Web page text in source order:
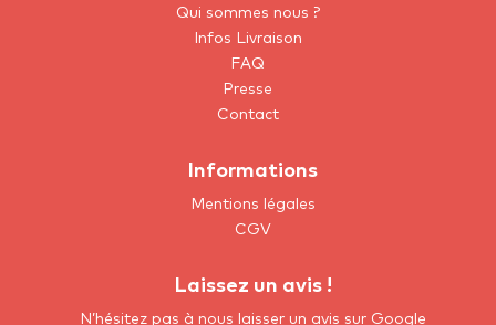
Qui sommes nous ?
Infos Livraison
FAQ
Presse
Contact
Informations
Mentions légales
CGV
Laissez un avis !
N’hésitez pas à nous laisser un avis sur Google